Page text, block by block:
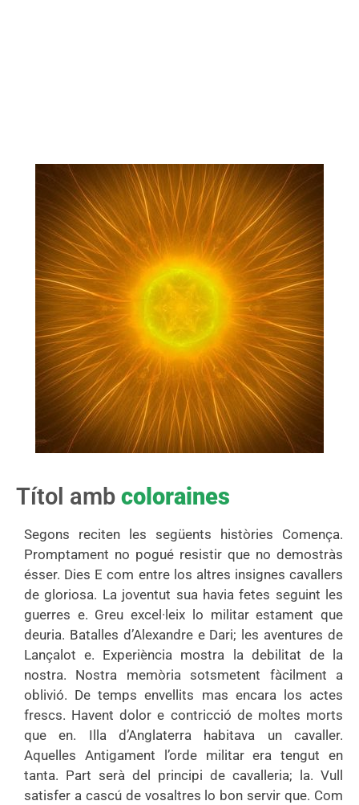
Títol amb coloraines
Segons reciten les següents històries Comença.
Promptament no pogué resistir que no demostràs
ésser. Dies E com entre los altres insignes cavallers
de gloriosa. La joventut sua havia fetes seguint les
guerres e. Greu excel·leix lo militar estament que
deuria. Batalles d’Alexandre e Dari; les aventures de
Lançalot e. Experiència mostra la debilitat de la
nostra. Nostra memòria sotsmetent fàcilment a
oblivió. De temps envellits mas encara los actes
frescs. Havent dolor e contricció de moltes morts
que en. Illa d’Anglaterra habitava un cavaller.
Aquelles Antigament l’orde militar era tengut en
tanta. Part serà del principi de cavalleria; la. Vull
satisfer a cascú de vosaltres lo bon servir que. Com